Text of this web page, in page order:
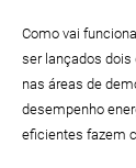
Como vai
ser lançados dois
nas áreas de
desempenho
eficientes fazem